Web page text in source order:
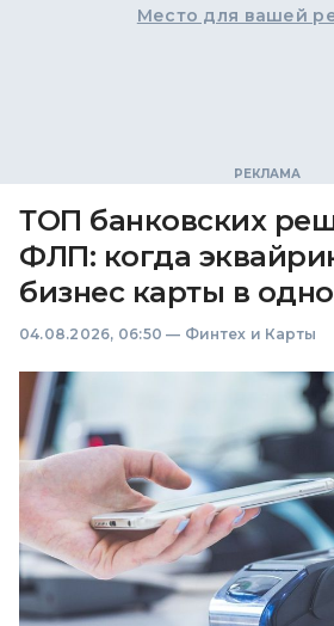
Место для вашей
ТОП банковских
ФЛП: когда
бизнес карты в
04.08.2026, 06:50 — Финтех и Карты